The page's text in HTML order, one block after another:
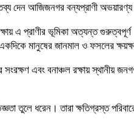
দেন আজিজনগর বন্যপ্রাণী অভয়ারণ্য
এ প্রাণীর ভূমিকা অত্যন্ত
মানুষের জানমাল ও ফসলের
সংরক্ষণ এবং বনাঞ্চল রক্ষায়
তুলে ধরেন। তারা ক্ষতিগ্রস্ত